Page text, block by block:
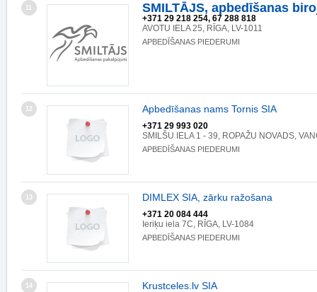
11 SMILTĀJS, apbedīšanas
+371 29 218 254, 67 288 818
AVOTU IELA 25, RĪGA, LV-1011
APBEDĪŠANAS PIEDERUMI
12 Apbedīšanas nams Tornis SIA
+371 29 993 020
SMILŠU IELA 1 - 39, ROPAŽU NOVADS,
APBEDĪŠANAS PIEDERUMI
13 DIMLEX SIA, zārku ražošana
+371 20 084 444
Ieriķu iela 7C, RĪGA, LV-1084
APBEDĪŠANAS PIEDERUMI
14 Krustceles.lv SIA